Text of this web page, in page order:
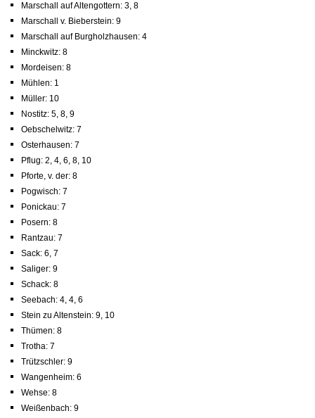
Marschall auf Altengottern: 3, 8
Marschall v. Bieberstein: 9
Marschall auf Burgholzhausen: 4
Minckwitz: 8
Mordeisen: 8
Mühlen: 1
Müller: 10
Nostitz: 5, 8, 9
Oebschelwitz: 7
Osterhausen: 7
Pflug: 2, 4, 6, 8, 10
Pforte, v. der: 8
Pogwisch: 7
Ponickau: 7
Posern: 8
Rantzau: 7
Sack: 6, 7
Saliger: 9
Schack: 8
Seebach: 4, 4, 6
Stein zu Altenstein: 9, 10
Thümen: 8
Trotha: 7
Trützschler: 9
Wangenheim: 6
Wehse: 8
Weißenbach: 9